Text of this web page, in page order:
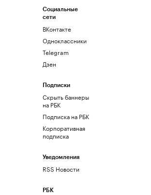
Социальные
сети
ВКонтакте
Одноклассники
Telegram
Дзен
Подписки
Скрыть баннеры
на РБК
Подписка на РБК
Корпоративная
подписка
Уведомления
RSS Новости
РБК